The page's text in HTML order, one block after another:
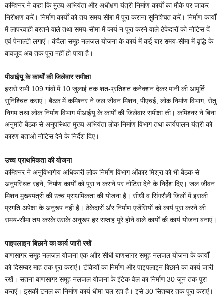
कमिश्नर ने कहा कि मुख्य अभियंता और अधीक्षण यंत्री निर्माण कार्यों का मौके पर जाकर
निरीक्षण करें। निर्माण कार्यों को तय समय सीमा में पूरा कराना सुनिश्चित करें। निर्माण कार्यों
में लापरवाही बरतने वाले तथा समय-सीमा में कार्य न पूरा करने वाले ठेकेदारों को नोटिस दें
एवं पेनाल्टी लगाएं। कंदैला समूह नलजल योजना के कार्य में कई बार समय-सीमा में वृद्धि के
बावजूद अब तक पूरा नहीं हो पाया है।
पीआईयू के कार्यों की जिलेवार समीक्षा
इससे सभी 109 गांवों में 10 जुलाई तक शत-प्रतिशत कनेक्शन देकर पानी की आपूर्ति
सुनिश्चित कराएं। बैठक में कमिश्नर ने जल जीवन मिशन, पीएचई, लोक निर्माण विभाग, सेतु
निगम तथा लोक निर्माण विभाग पीआईयू के कार्यों की जिलेवार समीक्षा की। कमिश्नर ने बिना
अनुमति बैठक से अनुपस्थित मुख्य अभियंता लोक निर्माण विभाग तथा कार्यपालन यंत्री को
कारण बताओ नोटिस देने के निर्देश दिए।
उच्च प्राथमिकता की योजना
कमिश्नर ने अनुविभागीय अधिकारी लोक निर्माण विभाग ओंकार मिश्रा को भी बैठक से
अनुपस्थित रहने, निर्माण कार्यों को पूरा न कराने पर नोटिस देने के निर्देश दिए। जल जीवन
मिशन मुख्यमंत्री की उच्च प्राथमिकता की योजना है। सीधी व सिंगरौली जिलों में इसकी
प्रगति अपेक्षा के अनुरूप नहीं है। ठेकेदारों और निर्माण एजेंसियों को कार्य पूरा करने की
समय-सीमा तय करके उसके अनुरूप हर सप्ताह पूरे होने वाले कार्यों की कार्य योजना बनाएं।
पाइपलाइन बिछाने का कार्य जारी रखें
बाणसागर समूह नलजल योजना एक आौर सीधी बाणसागर समूह नलजल योजना के कार्यों
को दिसम्बर माह तक पूरा कराएं। टंकियों का निर्माण और पाइपलाइन बिछाने का कार्य जारी
रखें। सतना बाणसागर समूह नलजल योजना के इंटेक वेल का निर्माण 30 जून तक पूरा
कराएं। इसकी टनल का निर्माण कार्य धीमा चल रहा है। इसे 30 सितम्बर तक पूरा कराएं।